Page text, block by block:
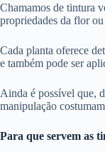
Chamamos de tintura
propriedades da flor
Cada planta oferece
e também pode ser
Ainda é possível que,
manipulação
Para que servem as